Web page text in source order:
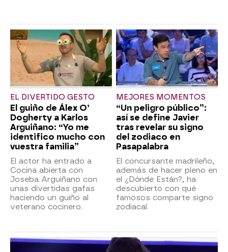
EL DIVERTIDO GESTO
El guiño de Álex O’
Dogherty a Karlos
Arguiñano: “Yo me
identifico mucho con
vuestra familia”
El actor ha entrado a
Cocina abierta con
Joseba Arguiñano con
unas divertidas gafas
haciendo un guiño al
veterano cocinero.
MEJORES MOMENTOS
“Un peligro público”:
así se define Javier
tras revelar su signo
del zodiaco en
Pasapalabra
El concursante madrileño,
además de hacer pleno en
el ¿Dónde Están?, ha
descubierto con qué
famosos comparte signo
zodiacal.